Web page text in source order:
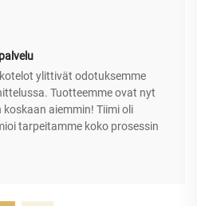
ylittivät odotuksemme
Tuotteemme ovat nyt
aiemmin! Tiimi oli
tarpeitamme koko prosessin